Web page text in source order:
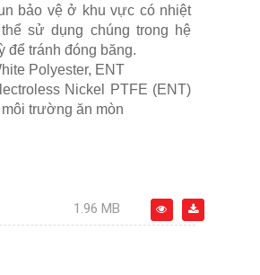
bảo vệ ở khu vực có nhiệt
sử dụng chúng trong hệ
để tránh đóng băng.
Polyester, ENT
Nickel PTFE (ENT)
trường ăn mòn
1.96 MB